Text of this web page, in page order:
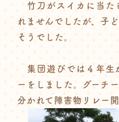
竹刀がスイカに当た
れませんでしたが、子
そうでした。
集団遊びでは４年生
ーをしました。グーチ
分かれて障害物リレー開